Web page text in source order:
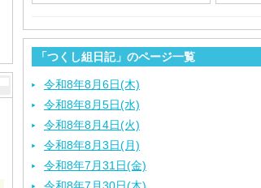
「つくし組日記」のページ一覧
令和8年8月6日(木)
令和8年8月5日(水)
令和8年8月4日(火)
令和8年8月3日(月)
令和8年7月31日(金)